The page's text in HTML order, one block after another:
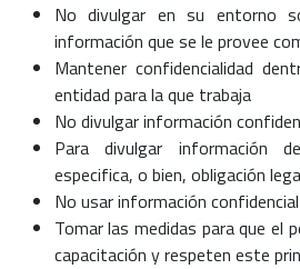
No divulgar en su entorno
información que se le provee
Mantener confidencialidad
entidad para la que trabaja
No divulgar información
Para divulgar información
especifica, o bien, obligación
No usar información
Tomar las medidas para que el
capacitación y respeten este